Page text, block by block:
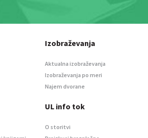
Izobraževanja
Aktualna izobraževanja
Izobraževanja po meri
Najem dvorane
UL info tok
O storitvi